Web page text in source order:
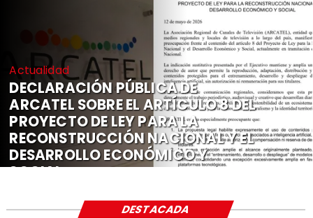
Actualidad
DECLARACIÓN PÚBLICA DE
ARCATEL SOBRE EL ARTÍCULO 8 DEL
PROYECTO DE LEY PARA LA
RECONSTRUCCIÓN NACIONAL Y EL
DESARROLLO ECONÓMICO Y
SOCIAL
DESTACADA